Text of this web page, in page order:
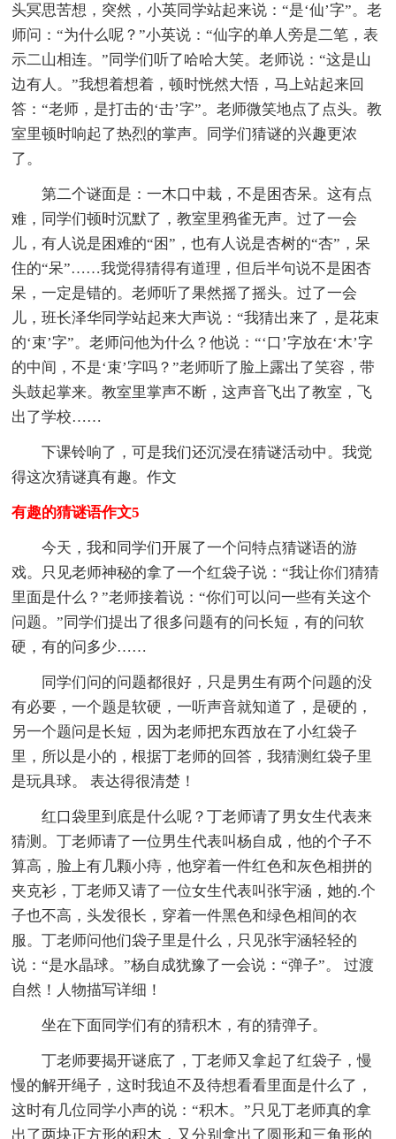
头冥思苦想，突然，小英同学站起来说：“是‘仙’字”。老
师问：“为什么呢？”小英说：“仙字的单人旁是二笔，表
示二山相连。”同学们听了哈哈大笑。老师说：“这是山
边有人。”我想着想着，顿时恍然大悟，马上站起来回
答：“老师，是打击的‘击’字”。老师微笑地点了点头。教
室里顿时响起了热烈的掌声。同学们猜谜的兴趣更浓
了。
第二个谜面是：一木口中栽，不是困杏呆。这有点
难，同学们顿时沉默了，教室里鸦雀无声。过了一会
儿，有人说是困难的“困”，也有人说是杏树的“杏”，呆
住的“呆”……我觉得猜得有道理，但后半句说不是困杏
呆，一定是错的。老师听了果然摇了摇头。过了一会
儿，班长泽华同学站起来大声说：“我猜出来了，是花束
的‘束’字”。老师问他为什么？他说：“‘口’字放在‘木’字
的中间，不是‘束’字吗？”老师听了脸上露出了笑容，带
头鼓起掌来。教室里掌声不断，这声音飞出了教室，飞
出了学校……
下课铃响了，可是我们还沉浸在猜谜活动中。我觉
得这次猜谜真有趣。作文
有趣的猜谜语作文5
今天，我和同学们开展了一个问特点猜谜语的游
戏。只见老师神秘的拿了一个红袋子说：“我让你们猜猜
里面是什么？”老师接着说：“你们可以问一些有关这个
问题。”同学们提出了很多问题有的问长短，有的问软
硬，有的问多少……
同学们问的问题都很好，只是男生有两个问题的没
有必要，一个题是软硬，一听声音就知道了，是硬的，
另一个题问是长短，因为老师把东西放在了小红袋子
里，所以是小的，根据丁老师的回答，我猜测红袋子里
是玩具球。 表达得很清楚！
红口袋里到底是什么呢？丁老师请了男女生代表来
猜测。丁老师请了一位男生代表叫杨自成，他的个子不
算高，脸上有几颗小痔，他穿着一件红色和灰色相拼的
夹克衫，丁老师又请了一位女生代表叫张宇涵，她的.个
子也不高，头发很长，穿着一件黑色和绿色相间的衣
服。丁老师问他们袋子里是什么，只见张宇涵轻轻的
说：“是水晶球。”杨自成犹豫了一会说：“弹子”。 过渡
自然！人物描写详细！
坐在下面同学们有的猜积木，有的猜弹子。
丁老师要揭开谜底了，丁老师又拿起了红袋子，慢
慢的解开绳子，这时我迫不及待想看看里面是什么了，
这时有几位同学小声的说：“积木。”只见丁老师真的拿
出了两块正方形的积木，又分别拿出了圆形和三角形的